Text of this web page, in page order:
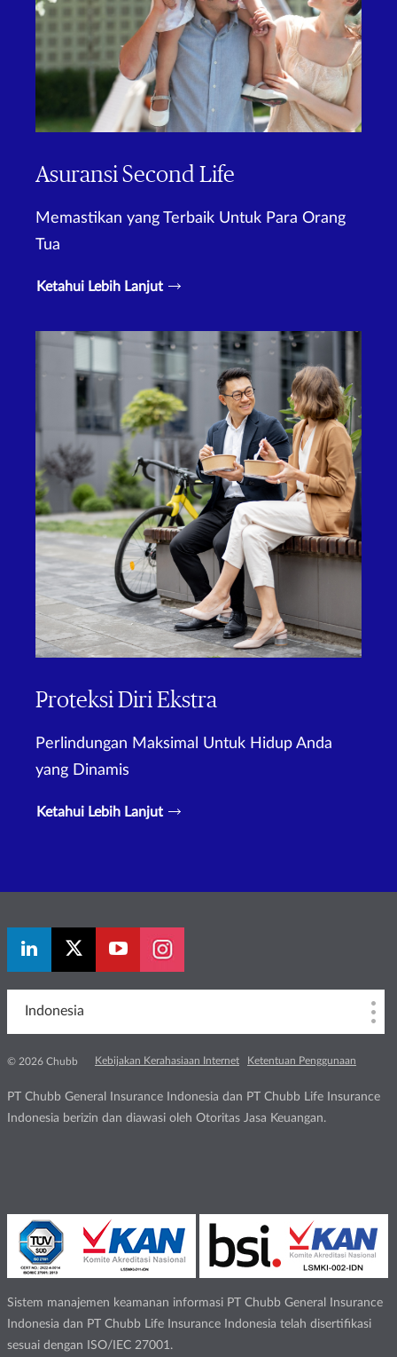
Asuransi Second Life
Memastikan yang Terbaik Untuk Para Orang
Tua
Ketahui Lebih Lanjut
Proteksi Diri Ekstra
Perlindungan Maksimal Untuk Hidup Anda
yang Dinamis
Ketahui Lebih Lanjut
Indonesia
© 2026 Chubb Kebijakan Kerahasiaan Internet Ketentuan Penggunaan
PT Chubb General Insurance Indonesia dan PT Chubb Life Insurance
Indonesia berizin dan diawasi oleh Otoritas Jasa Keuangan.
Sistem manajemen keamanan informasi PT Chubb General Insurance
Indonesia dan PT Chubb Life Insurance Indonesia telah disertifikasi
sesuai dengan ISO/IEC 27001.